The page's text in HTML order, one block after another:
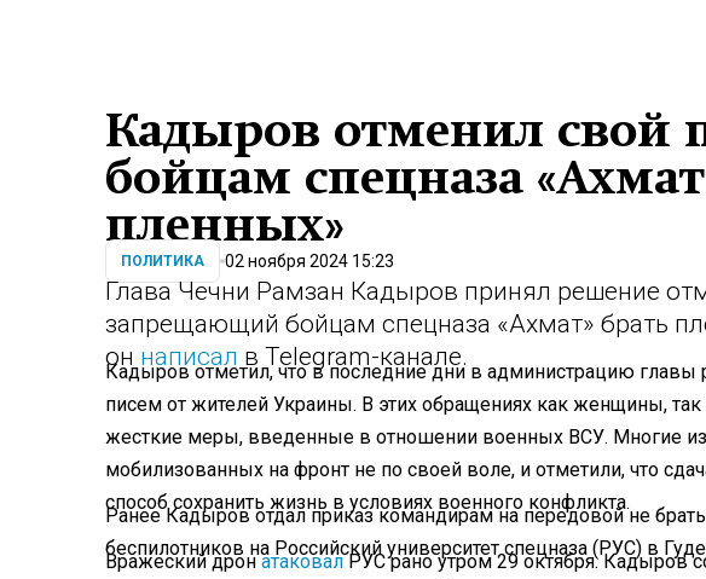
Кадыров отменил свой
бойцам спецназа
пленных»
ПОЛИТИКА 02 ноября 2024 15:23
Глава Чечни Рамзан Кадыров принял решение
запрещающий бойцам спецназа «Ахмат» брать
он написал в Telegram-канале.
Кадыров отметил, что в последние дни в администрацию главы
писем от жителей Украины. В этих обращениях как женщины,
жесткие меры, введенные в отношении военных ВСУ. Многие из
мобилизованных на фронт не по своей воле, и отметили, что
способ сохранить жизнь в условиях военного конфликта.
Ранее Кадыров отдал приказ командирам на передовой не
беспилотников на Российский университет спецназа (РУС) в
Вражеский дронатаковалРУС рано утром 29 октября. Кадыров